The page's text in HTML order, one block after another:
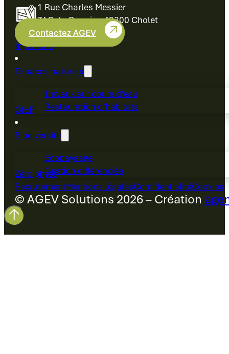
1 Rue Charles Messier
ZAC du Cormier, 49300 Cholet
Contactez AGEV
Ingénierie
Espaces naturels
Travaux sur cours d’eau
Restauration d’habitats
GIEP
Biodiversité
Écopaysage
Gestion différenciée
Zéro phyto
RecrutementMentions légalesConfidentialitéCookies
© AGEV Solutions 2026 – Création